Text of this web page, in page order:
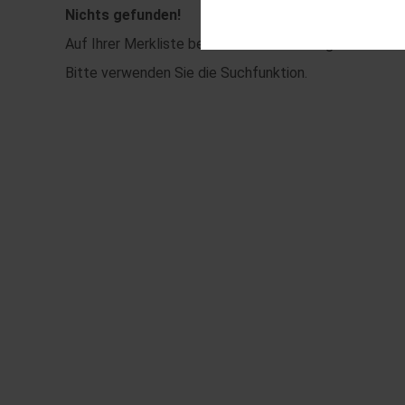
Nichts gefunden!
Auf Ihrer Merkliste befinden sich keine Ergebnisse.
Bitte verwenden Sie die Suchfunktion.
Diese Cookies sind für den
Funktionalitäten. Außerdem
Statistik
Um unser Angebot und